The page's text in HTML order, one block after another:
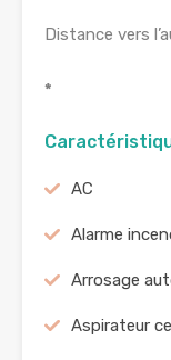
Distance vers
*
AC
Alarme
Arrosage
Aspirateur